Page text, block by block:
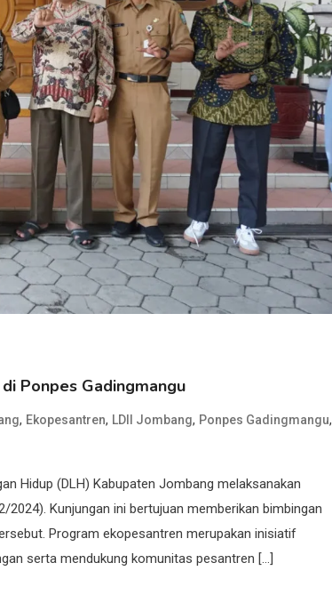
Ponpes Gadingmangu
, Ekopesantren, LDII Jombang, Ponpes Gadingmangu,
Hidup (DLH) Kabupaten Jombang melaksanakan
Kunjungan ini bertujuan memberikan bimbingan
Program ekopesantren merupakan inisiatif
serta mendukung komunitas pesantren […]